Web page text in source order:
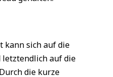
kann sich auf die
auf die
die kurze